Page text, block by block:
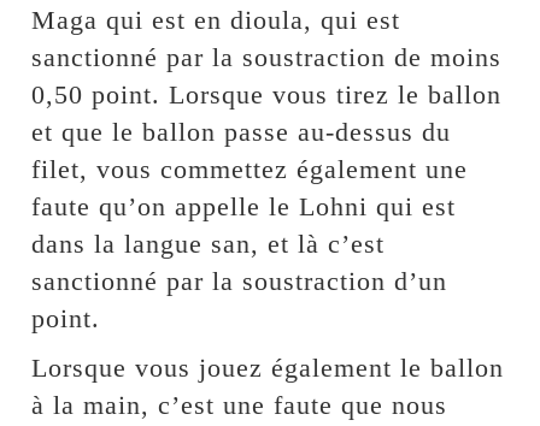
Maga qui est en dioula, qui est
sanctionné par la soustraction de moins
0,50 point. Lorsque vous tirez le ballon
et que le ballon passe au-dessus du
filet, vous commettez également une
faute qu’on appelle le Lohni qui est
dans la langue san, et là c’est
sanctionné par la soustraction d’un
point.
Lorsque vous jouez également le ballon
à la main, c’est une faute que nous